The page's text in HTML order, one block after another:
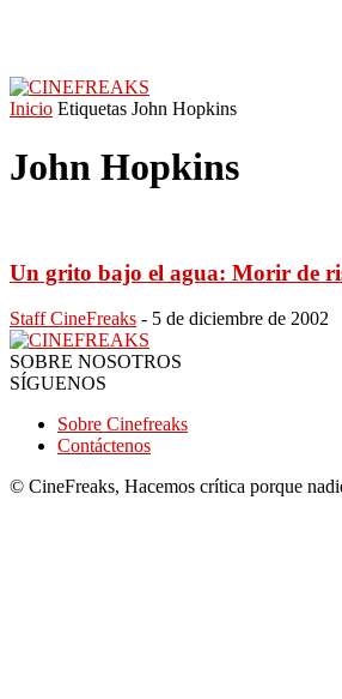
Inicio Etiquetas John Hopkins
John Hopkins
Un grito bajo el agua: Morir de
Staff CineFreaks - 5 de diciembre de 2002
SOBRE NOSOTROS
SÍGUENOS
Sobre Cinefreaks
Contáctenos
© CineFreaks, Hacemos crítica porque